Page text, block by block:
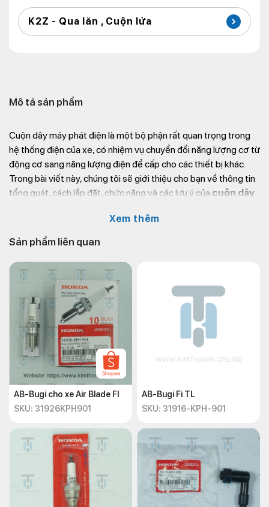
K2Z - Qua lăn , Cuộn lửa
Mô tả sản phẩm
Cuộn dây máy phát điện là một bộ phận rất quan trọng trong
hệ thống điện của xe, có nhiệm vụ chuyển đổi năng lượng cơ từ
động cơ sang năng lượng điện để cấp cho các thiết bị khác.
Trong bài viết này, chúng tôi sẽ giới thiệu cho bạn về thông tin
tổng quát, cách lắp đặt, chức năng và các lưu ý của cuộn dây
Giới thiệu chung về cuộn dây
máy phát điện AB 2022
Cuộn dây máy phát điện (hay còn tên khác là cuộn lửa) là một
loại máy phát điện xoay chiều, gồm có nam châm và cuộn dây
dẫn điện. Nam châm được gắn vào trục động cơ và quay cùng
với nó. Khi nam châm quay, sẽ tạo ra từ trường thay đổi liên tục,
làm cho cuộn dây có dòng điện xoay chiều chạy qua. Bộ điều
khiển cũng có vai trò bảo vệ cuộn dây máy phát điện khỏi quá
tải hoặc ngắn mạch.
Xem thêm
Sản phẩm liên quan
AB-Bugi cho xe Air Blade FI
SKU: 31926KPH901
AB-Bugi Fi TL
SKU: 31916-KPH-901